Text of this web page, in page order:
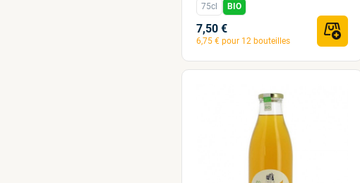
75cl BIO
7,50 €
6,75 € pour 12 bouteilles